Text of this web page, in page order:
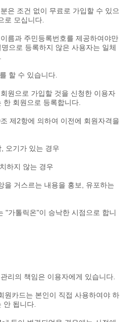
은 조건 없이 무료로 가입할 수 있으
로 모십니다.
름과 주민등록번호를 제공하여야만
으로 등록하지 않은 사용자는 일체
할 수 있습니다.
원으로 가입할 것을 신청한 이용자
회원으로 등록합니다.
제2항에 의하여 이전에 회원자격을
오기가 있는 경우
하지 않는 경우
거스르는 내용을 홍보, 유포하는
"가톨릭온"이 승낙한 시점으로 합니
리의 책임은 이용자에게 있습니다.
원카드는 본인이 직접 사용하여야 하
안 됩니다.